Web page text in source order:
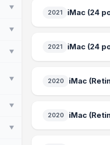
▼
▼
▼
▼
▼
▼
2021 iMac (24
2021 iMac (24
2020 iMac
2020 iMac